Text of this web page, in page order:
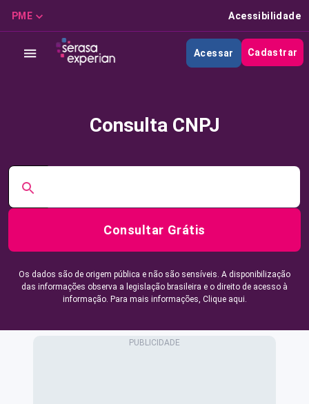
PME Acessibilidade
Acessar Cadastrar
Consulta CNPJ
Consultar Grátis
Os dados são de origem pública e não são sensíveis. A disponibilização
das informações observa a legislação brasileira e o direito de acesso à
informação. Para mais informações, Clique aqui.